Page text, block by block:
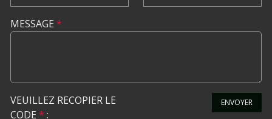
MESSAGE *
VEUILLEZ RECOPIER LE
CODE * :
ENVOYER